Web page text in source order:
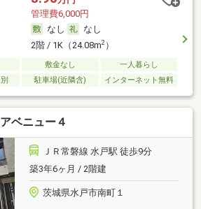
管理費6,000円
なし
なし
2階 / 1K（24.08m2）
敷金なし
一人暮らし
駐車場(近隣含) インターネット無料
ベニュー４
ＪＲ常磐線 水戸駅 徒歩9分
築3年6ヶ月 / 2階建
茨城県水戸市南町１